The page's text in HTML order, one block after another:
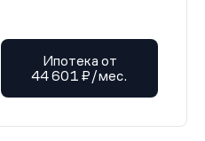
Ипотека от
44 601 ₽/мес.